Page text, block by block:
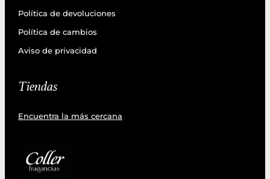
Política de devoluciones
Política de cambios
Aviso de privacidad
Tiendas
Encuentra la más cercana